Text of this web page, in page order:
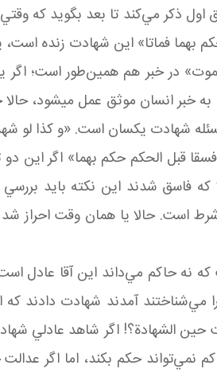
اول ذکر مي‌کند تا بعد بگويد که
بهما فماتا» اين شهادت زنده
در خبر هم همين‌طور است؛
خبر انسان موثق عمل می­شود،
شهادت يکسان است. «و کذا لو
فسقا قبل الحكم حكم بهما» اگر
که فاسق شدند اين نکته بايد
است. حالا يا همان وقت احراز شد
نه حاکم مي‌داند اين آقا عادل
مي‌شناختند آمدند شهادت دادند
حين الشهادة؟! اگر شاهد عادلي
نمي‌تواند حکم بکند، اما اگر